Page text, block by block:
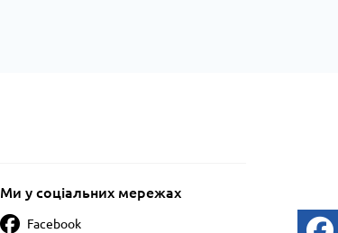
Ми у соціальних мережах
Facebook